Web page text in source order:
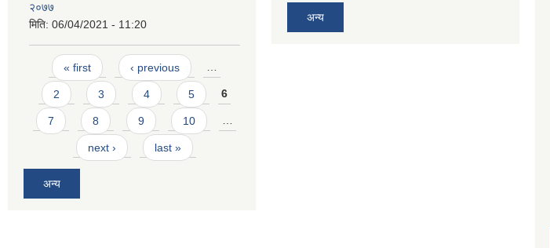
२०७७
मिति: 06/04/2021 - 11:20
Pages
« first ‹ previous …
2 3 4 5 6
7 8 9 10 …
next › last »
अन्य
अन्य